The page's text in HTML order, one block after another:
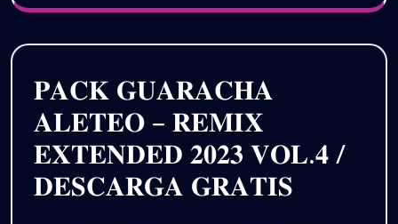
𝐏𝐀𝐂𝐊 𝐆𝐔𝐀𝐑𝐀𝐂𝐇𝐀
𝐀𝐋𝐄𝐓𝐄𝐎 – 𝐑𝐄𝐌𝐈𝐗
𝐄𝐗𝐓𝐄𝐍𝐃𝐄𝐃 𝟐𝟎𝟐𝟑 𝐕𝐎𝐋.𝟒 /
𝐃𝐄𝐒𝐂𝐀𝐑𝐆𝐀 𝐆𝐑𝐀𝐓𝐈𝐒